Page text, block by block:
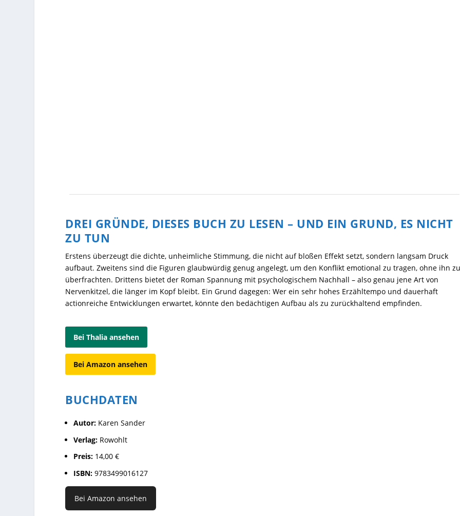
DREI GRÜNDE, DIESES BUCH ZU LESEN – UND EIN GRUND, ES NICHT
ZU TUN
Erstens überzeugt die dichte, unheimliche Stimmung, die nicht auf bloßen Effekt setzt, sondern langsam Druck
aufbaut. Zweitens sind die Figuren glaubwürdig genug angelegt, um den Konflikt emotional zu tragen, ohne ihn
überfrachten. Drittens bietet der Roman Spannung mit psychologischem Nachhall – also genau jene Art von
Nervenkitzel, die länger im Kopf bleibt. Ein Grund dagegen: Wer ein sehr hohes Erzähltempo und dauerhaft
actionreiche Entwicklungen erwartet, könnte den bedächtigen Aufbau als zu zurückhaltend empfinden.
Bei Thalia ansehen
Bei Amazon ansehen
BUCHDATEN
Autor: Karen Sander
Verlag: Rowohlt
Preis: 14,00 €
ISBN: 9783499016127
Bei Amazon ansehen